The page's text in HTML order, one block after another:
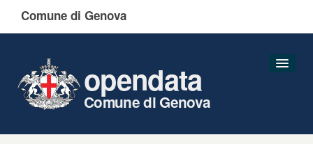
Comune di Genova
opendata
Comune di Genova